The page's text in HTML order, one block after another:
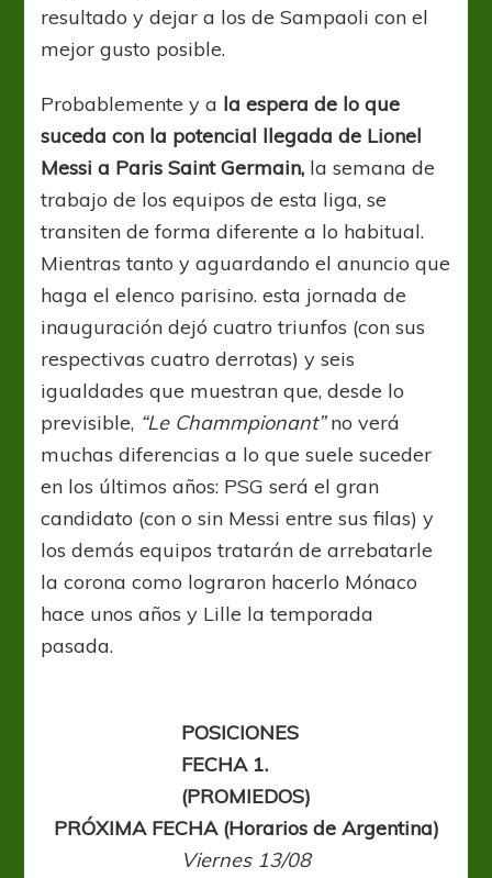
resultado y dejar a los de Sampaoli con el
mejor gusto posible.
Probablemente y a la espera de lo que
suceda con la potencial llegada de Lionel
Messi a Paris Saint Germain, la semana de
trabajo de los equipos de esta liga, se
transiten de forma diferente a lo habitual.
Mientras tanto y aguardando el anuncio que
haga el elenco parisino. esta jornada de
inauguración dejó cuatro triunfos (con sus
respectivas cuatro derrotas) y seis
igualdades que muestran que, desde lo
previsible, “Le Chammpionant”no verá
muchas diferencias a lo que suele suceder
en los últimos años: PSG será el gran
candidato (con o sin Messi entre sus filas) y
los demás equipos tratarán de arrebatarle
la corona como lograron hacerlo Mónaco
hace unos años y Lille la temporada
pasada.
POSICIONES
FECHA 1.
(PROMIEDOS)
PRÓXIMA FECHA (Horarios de Argentina)
Viernes 13/08